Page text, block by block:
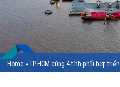
Home »TP.HCM cùng 4 tỉnh phối hợp